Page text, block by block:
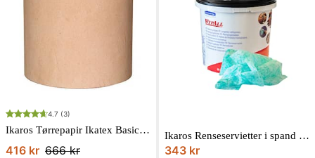
4.7 (3)
Ikaros Tørrepapir Ikatex Basic 320 mmx780 m
416 kr 666 kr
Ikaros Renseservietter i spand Wypall 90-pak
343 kr